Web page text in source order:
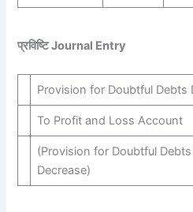
प्रविष्टि Journal Entry
Provision for Doubtful Debts
To Profit and Loss Account
(Provision for Doubtful Debts
Decrease)